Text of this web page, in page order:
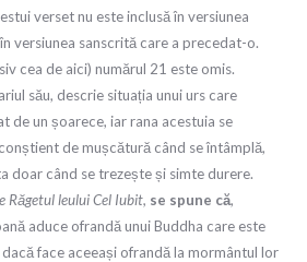
verset nu este inclusă în versiunea
versiunea sanscrită care a precedat-o.
cea de aici) numărul 21 este omis.
său, descrie situația unui urs care
de un șoarece, iar rana acestuia se
de mușcătură când se întâmplă,
doar când se trezește și simte durere.
Răgetul leului Cel Iubit, se spune că,
aduce ofrandă unui Buddha care este
face aceeași ofrandă la mormântul lor